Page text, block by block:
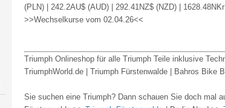
(PLN) | 242.2AU$ (AUD) | 292.41NZ$ (NZD) |
>>Wechselkurse vom 02.04.26<<
Triumph Onlineshop für alle Triumph Teile inklusive
TriumphWorld.de | Triumph Fürstenwalde | Bahros Bike
Sie suchen eine Triumph? Dann schauen Sie doch mal